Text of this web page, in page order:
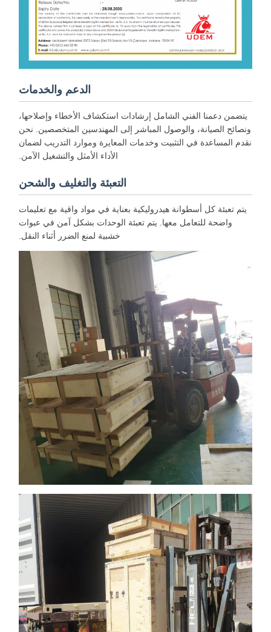
الدعم والخدمات
يتضمن دعمنا الفني الشامل إرشادات استكشاف الأخطاء وإصلاحها،
ونصائح الصيانة، والوصول المباشر إلى المهندسين المتخصصين. نحن
نقدم المساعدة في التثبيت وخدمات المعايرة وموارد التدريب لضمان
الأداء الأمثل والتشغيل الآمن.
التعبئة والتغليف والشحن
يتم تعبئة كل أسطوانة هيدروليكية بعناية في مواد واقية مع تعليمات
واضحة للتعامل معها. يتم تعبئة الوحدات بشكل آمن في عبوات
خشبية لمنع الضرر أثناء النقل.